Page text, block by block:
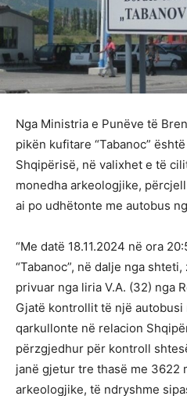
Nga Ministria e Punëve të
pikën kufitare “Tabanoc”
Shqipërisë, në valixhet e të
monedha arkeologjike,
ai po udhëtonte me autobus
“Me datë 18.11.2024 në ora
“Tabanoc”, në dalje nga
privuar nga liria V.A. (32) nga
Gjatë kontrollit të një autobusi
qarkullonte në relacion
përzgjedhur për kontroll
janë gjetur tre thasë me 3622
arkeologjike, të ndryshme